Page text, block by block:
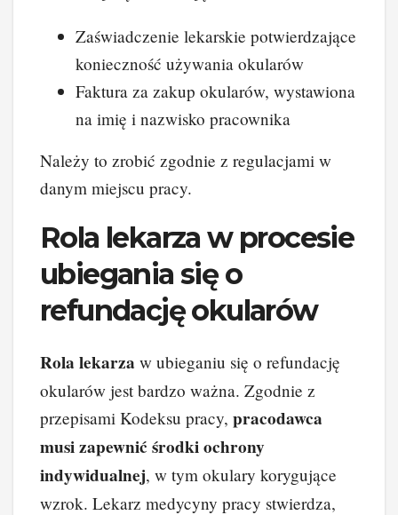
Zaświadczenie lekarskie potwierdzające
konieczność używania okularów
Faktura za zakup okularów, wystawiona
na imię i nazwisko pracownika
Należy to zrobić zgodnie z regulacjami w
danym miejscu pracy.
Rola lekarza w procesie
ubiegania się o
refundację okularów
Rola lekarza w ubieganiu się o refundację
okularów jest bardzo ważna. Zgodnie z
przepisami Kodeksu pracy, pracodawca
musi zapewnić środki ochrony
indywidualnej, w tym okulary korygujące
wzrok. Lekarz medycyny pracy stwierdza,